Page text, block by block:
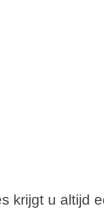
krijgt u altijd